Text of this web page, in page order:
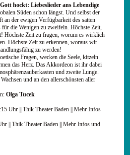
hockt: Liebeslieder ans Lebendige
Süden schon längst. Und selbst der
an der ewigen Verfügbarkeit des satten
für die Wenigen zu zweifeln. Höchste Zeit,
Höchste Zeit zu fragen, worum es wirklich
Höchste Zeit zu erkennen, woraus wir
zu werden!
Fragen, wecken die Seele, kitzeln
das Herz. Das Akkordeon ist ihr dabei
und zweite Lunge.
und an den allerschönsten aller
Olga Tucek
Uhr || Thik Theater Baden || Mehr Infos
|| Thik Theater Baden || Mehr Infos und